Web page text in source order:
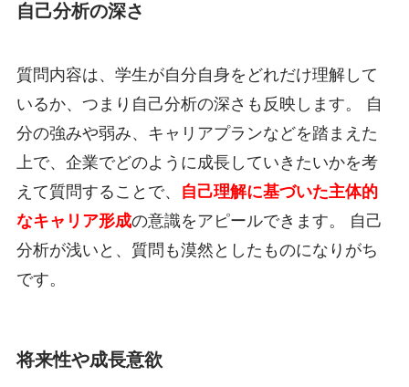
自己分析の深さ
質問内容は、学生が自分自身をどれだけ理解して
いるか、つまり自己分析の深さも反映します。 自
分の強みや弱み、キャリアプランなどを踏まえた
上で、企業でどのように成長していきたいかを考
えて質問することで、
自己理解に基づいた主体的
なキャリア形成の意識をアピールできます。 自己
分析が浅いと、質問も漠然としたものになりがち
です。
将来性や成長意欲